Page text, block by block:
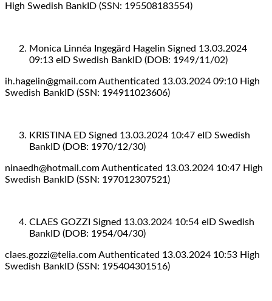
High Swedish BankID (SSN: 195508183554)
Monica Linnéa Ingegärd Hagelin Signed 13.03.2024
09:13 eID Swedish BankID (DOB: 1949/11/02)
ih.hagelin@gmail.com Authenticated 13.03.2024 09:10 High
Swedish BankID (SSN: 194911023606)
KRISTINA ED Signed 13.03.2024 10:47 eID Swedish
BankID (DOB: 1970/12/30)
ninaedh@hotmail.com Authenticated 13.03.2024 10:47 High
Swedish BankID (SSN: 197012307521)
CLAES GOZZI Signed 13.03.2024 10:54 eID Swedish
BankID (DOB: 1954/04/30)
claes.gozzi@telia.com Authenticated 13.03.2024 10:53 High
Swedish BankID (SSN: 195404301516)